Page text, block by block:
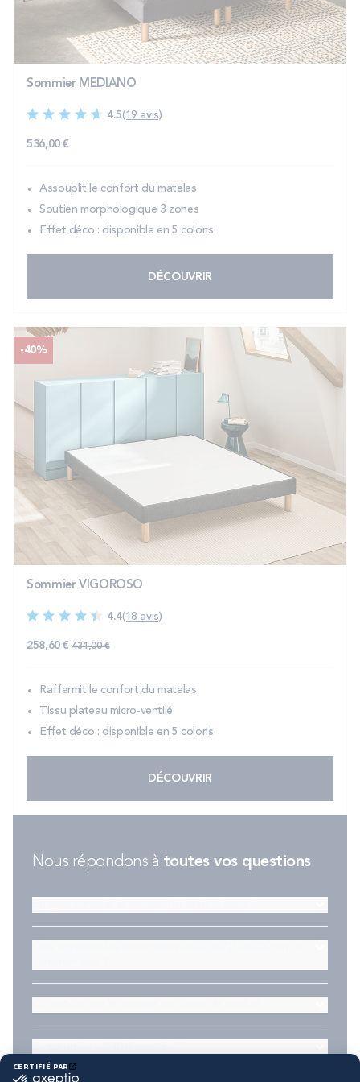
Technologie bultex
Nos engagements
Storelocator
Contact
Sommier MEDIANO
4.5(19 avis)
536,00 €
Assouplit le confort du matelas
Soutien morphologique 3 zones
Effet déco : disponible en 5 coloris
DÉCOUVRIR
-40%
Sommier VIGOROSO
4.4(18 avis)
258,60 € 431,00 €
Raffermit le confort du matelas
Tissu plateau micro-ventilé
Effet déco : disponible en 5 coloris
DÉCOUVRIR
Nous répondons à toutes vos questions